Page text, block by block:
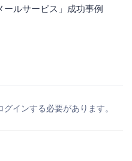
ルサービス」成功事例
インする必要があります。